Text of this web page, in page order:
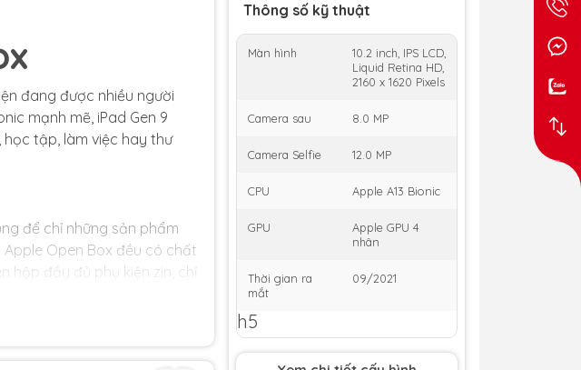
Thông số kỹ thuật
Màn hình
10.2 inch, IPS LCD,
Liquid Retina HD,
2160 x 1620 Pixels
Camera sau 8.0 MP
Camera Selfie 12.0 MP
CPU Apple A13 Bionic
GPU
Apple GPU 4
nhân
Thời gian ra
mắt
09/2021
h5
💰 Ưu đãi thanh toán:
đang được nhiều người
mạnh mẽ, iPad Gen 9
tập, làm việc hay thư
để chỉ những sản phẩm
Open Box đều có chất
hộp đầy đủ phụ kiện zin, chỉ
đánh giá là có giá bán
hàng Open Box thường